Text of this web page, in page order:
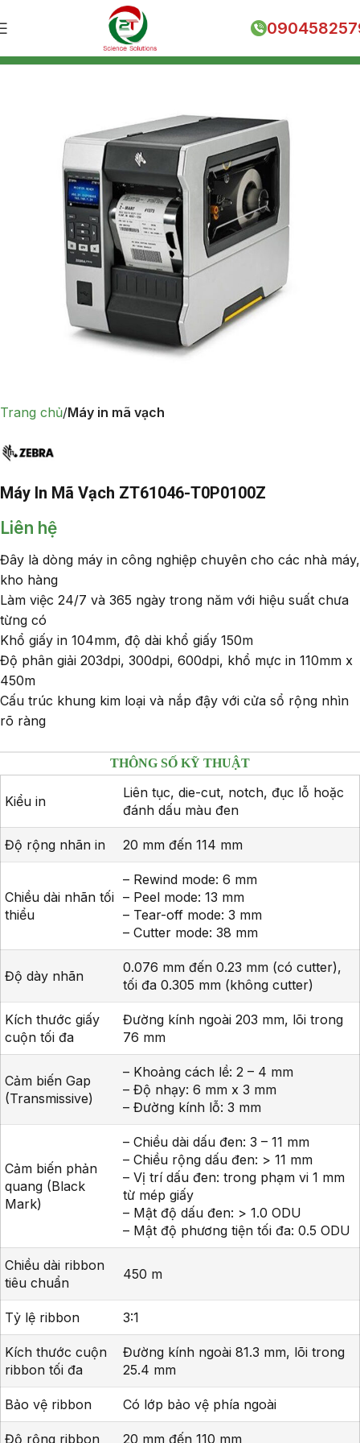
Trang chủ Máy in mã vạch
Máy In Mã Vạch ZT61046-T0P0100Z
Liên hệ
Đây là dòng máy in công nghiệp chuyên cho các nhà máy,
kho hàng
Làm việc 24/7 và 365 ngày trong năm với hiệu suất chưa
từng có
Khổ giấy in 104mm, độ dài khổ giấy 150m
Độ phân giải 203dpi, 300dpi, 600dpi, khổ mực in 110mm x
450m
Cấu trúc khung kim loại và nắp đậy với cửa sổ rộng nhìn
rõ ràng
THÔNG SỐ KỸ THUẬT
Kiểu in
Liên tục, die-cut, notch, đục lỗ hoặc
đánh dấu màu đen
Độ rộng nhãn in 20 mm đến 114 mm
Chiều dài nhãn tối
thiểu
– Rewind mode: 6 mm
– Peel mode: 13 mm
– Tear-off mode: 3 mm
– Cutter mode: 38 mm
Độ dày nhãn
0.076 mm đến 0.23 mm (có cutter),
tối đa 0.305 mm (không cutter)
Kích thước giấy
cuộn tối đa
Đường kính ngoài 203 mm, lõi trong
76 mm
Cảm biến Gap
(Transmissive)
– Khoảng cách lề: 2 – 4 mm
– Độ nhạy: 6 mm x 3 mm
– Đường kính lỗ: 3 mm
Cảm biến phản
quang (Black
Mark)
– Chiều dài dấu đen: 3 – 11 mm
– Chiều rộng dấu đen: > 11 mm
– Vị trí dấu đen: trong phạm vi 1 mm
từ mép giấy
– Mật độ dấu đen: > 1.0 ODU
– Mật độ phương tiện tối đa: 0.5 ODU
Chiều dài ribbon
tiêu chuẩn
450 m
Tỷ lệ ribbon 3:1
Kích thước cuộn
ribbon tối đa
Đường kính ngoài 81.3 mm, lõi trong
25.4 mm
Bảo vệ ribbon Có lớp bảo vệ phía ngoài
Độ rộng ribbon 20 mm đến 110 mm